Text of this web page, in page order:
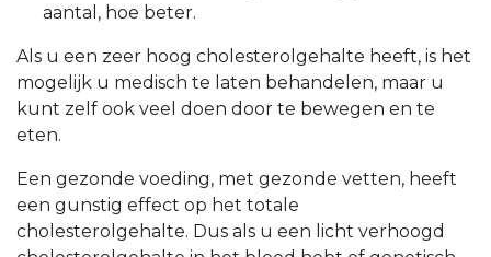
aantal, hoe beter.
Als u een zeer hoog cholesterolgehalte heeft, is het
mogelijk u medisch te laten behandelen, maar u
kunt zelf ook veel doen door te bewegen en te
eten.
Een gezonde voeding, met gezonde vetten, heeft
een gunstig effect op het totale
cholesterolgehalte. Dus als u een licht verhoogd